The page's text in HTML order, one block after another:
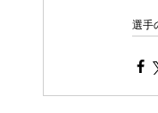
選手